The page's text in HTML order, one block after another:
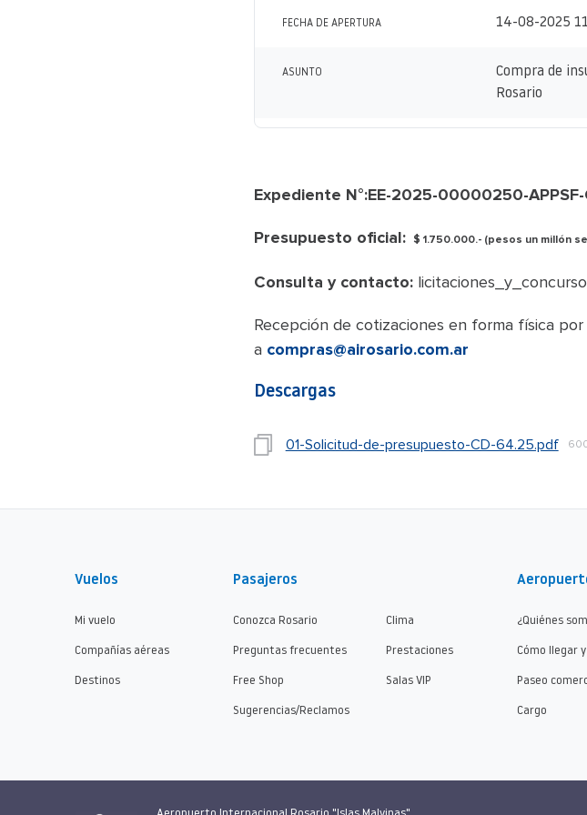
FECHA DE APERTURA 14-08-2025
ASUNTO
Compra de
Rosario
Expediente N°:EE-2025-00000250-APPSF-
Presupuesto oficial: $ 1.750.000.- (pesos un millón
Consulta y contacto:
Recepción de cotizaciones en forma física
a compras@airosario.com.ar
Descargas
01-Solicitud-de-presupuesto-CD-64.25.pdf
Vuelos
Mi vuelo
Compañías aéreas
Destinos
Pasajeros
Conozca Rosario Clima
Preguntas frecuentes Prestaciones
Free Shop Salas VIP
Sugerencias/Reclamos
¿Quiénes
Cómo llegar
Paseo
Cargo